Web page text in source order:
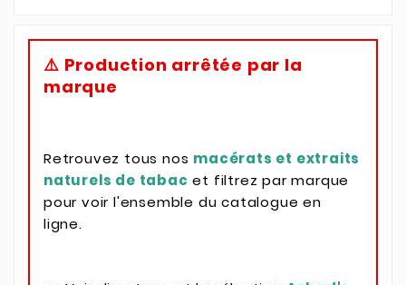
⚠️ Production arrêtée par la
marque
Retrouvez tous nos macérats et extraits
naturels de tabac et filtrez par marque
pour voir l'ensemble du catalogue en
ligne.